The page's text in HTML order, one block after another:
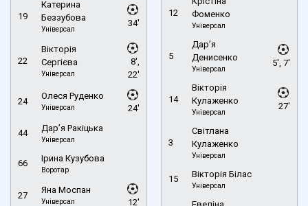
19
Катерина
Беззубова
Універсал
34'
22
Вікторія
Сергієва
Універсал
8',
22'
24
Олеся Руденко
Універсал 24'
44 Дар’я Ракіцька
Універсал
66 Ірина Кузубова
Воротар
27
Яна Моспан
Універсал 12'
12
Фоменко
Універсал
5
Дар’я
Денисенко
Універсал
5', 7'
14
Вікторія
Кулаженко
Універсал
27'
3
Світлана
Кулаженко
Універсал
15 Вікторія Білас
Універсал